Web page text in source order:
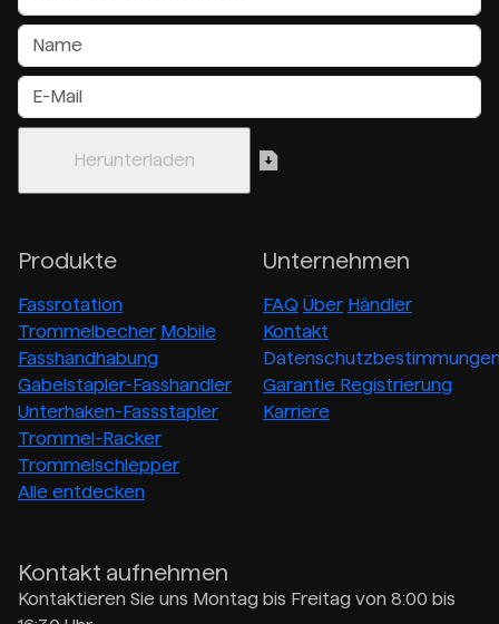
Produkte
Fassrotation
Trommelbecher Mobile
Fasshandhabung
Gabelstapler-Fasshandler
Unterhaken-Fassstapler
Trommel-Racker
Trommelschlepper
Alle entdecken
Unternehmen
FAQ Über Händler
Kontakt
Garantie Registrierung
Karriere
Kontakt aufnehmen
Kontaktieren Sie uns Montag bis Freitag von 8:00 bis